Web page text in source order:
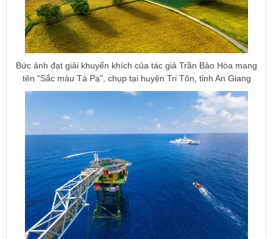
Bức ảnh đạt giải khuyến khích của tác giả Trần Bảo Hòa mang
tên "Sắc màu Tà Pạ", chụp tại huyện Tri Tôn, tỉnh An Giang